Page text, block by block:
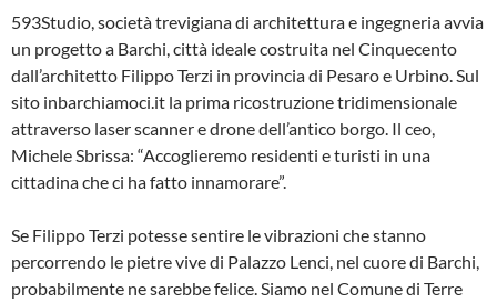
593Studio, società trevigiana di architettura e ingegneria avvia
un progetto a Barchi, città ideale costruita nel Cinquecento
dall’architetto Filippo Terzi in provincia di Pesaro e Urbino. Sul
sito inbarchiamoci.it la prima ricostruzione tridimensionale
attraverso laser scanner e drone dell’antico borgo. Il ceo,
Michele Sbrissa: “Accoglieremo residenti e turisti in una
cittadina che ci ha fatto innamorare”.
Se Filippo Terzi potesse sentire le vibrazioni che stanno
percorrendo le pietre vive di Palazzo Lenci, nel cuore di Barchi,
probabilmente ne sarebbe felice. Siamo nel Comune di Terre